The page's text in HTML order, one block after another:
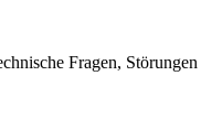
Fragen,